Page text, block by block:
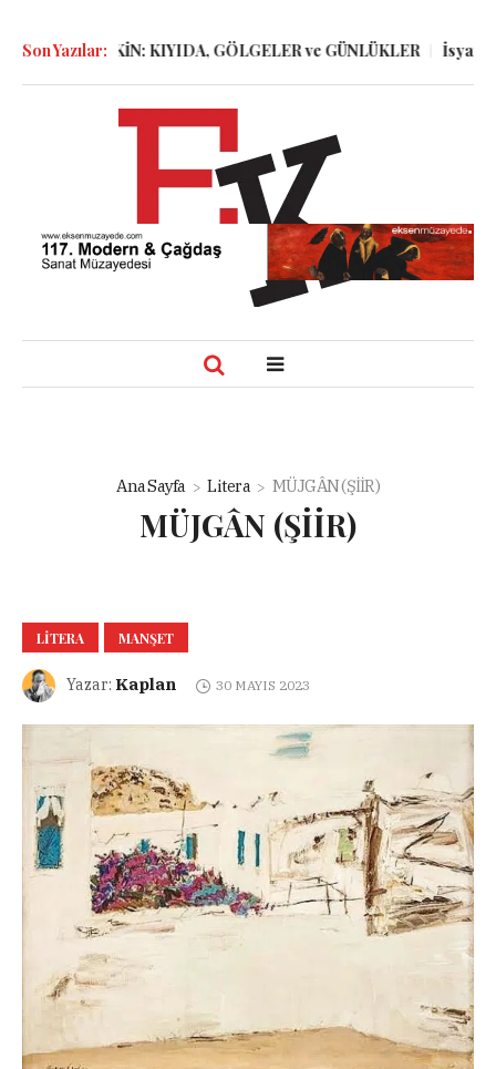
Son Yazılar:
AĞATEKİN: KIYIDA, GÖLGELER ve GÜNLÜKLER
Ana Sayfa Litera MÜJGÂN (ŞİİR)
MÜJGÂN (ŞİİR)
LITERA MANŞET
Yazar: Kaplan 30 MAYIS 2023